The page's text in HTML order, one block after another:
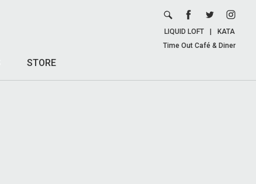
STORE
LIQUID LOFT
KATA
Time Out Café & Diner